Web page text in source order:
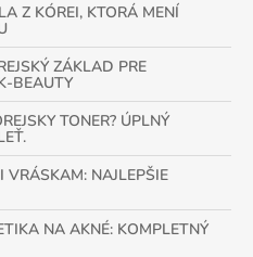
Z KÓREI, KTORÁ MENÍ
ZÁKLAD PRE
BEAUTY
TONER? ÚPLNÝ
VRÁSKAM: NAJLEPŠIE
NA AKNÉ: KOMPLETNÝ